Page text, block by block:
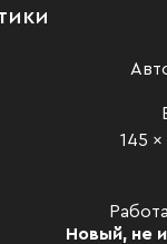
145 x
Новый, не